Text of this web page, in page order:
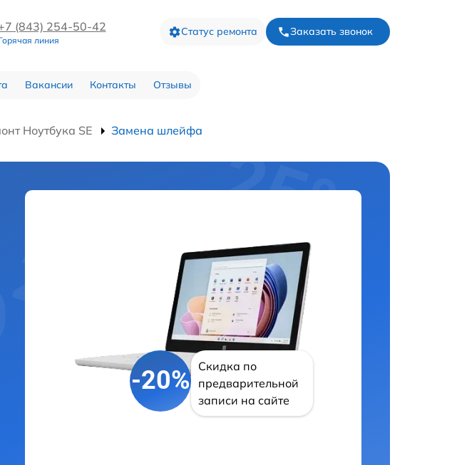
(843) 254-50-42
линия
Статус ремонта Заказать звонок
Вакансии Контакты Отзывы
Ноутбука SE Замена шлейфа
-20%
Скидка по
предварительной
записи на сайте